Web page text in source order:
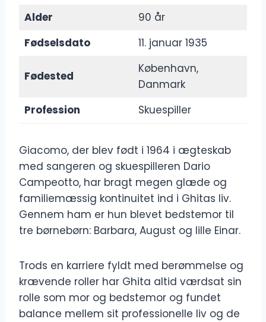
Alder
90 år
Fødselsdato
11. januar 1935
Fødested
København,
Danmark
Profession
Skuespiller
Giacomo, der blev født i 1964 i ægteskab
med sangeren og skuespilleren Dario
Campeotto, har bragt megen glæde og
familiemæssig kontinuitet ind i Ghitas liv.
Gennem ham er hun blevet bedstemor til
tre børnebørn: Barbara, August og lille Einar.
Trods en karriere fyldt med berømmelse og
krævende roller har Ghita altid værdsat sin
rolle som mor og bedstemor og fundet
balance mellem sit professionelle liv og de